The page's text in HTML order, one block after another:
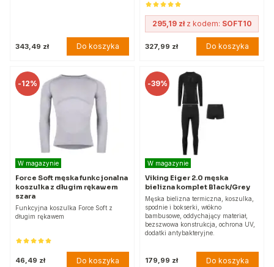
343,49 zł Do koszyka
295,19 złz kodem: SOFT10
327,99 zł Do koszyka
-12%
W magazynie
Force Soft męska funkcjonalna
koszulka z długim rękawem
szara
Funkcyjna koszulka Force Soft z
długim rękawem
46,49 zł Do koszyka
-39%
W magazynie
Viking Eiger 2.0 męska
bielizna komplet Black/Grey
Męska bielizna termiczna, koszulka,
spodnie i bokserki, włókno
bambusowe, oddychający materiał,
bezszwowa konstrukcja, ochrona UV,
dodatki antybakteryjne.
179,99 zł Do koszyka